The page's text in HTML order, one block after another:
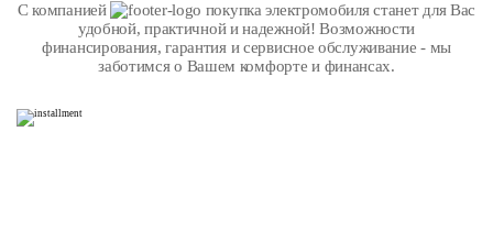
С компанией
покупка электромобиля станет для Вас
удобной, практичной и надежной! Возможности
финансирования, гарантия и сервисное обслуживание - мы
заботимся о Вашем комфорте и финансах.